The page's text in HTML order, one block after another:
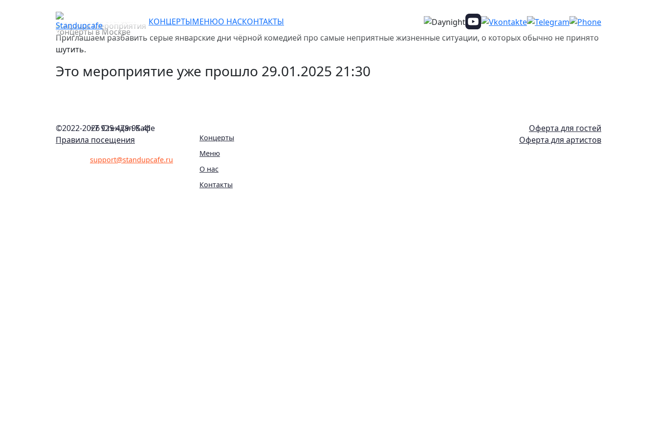
КОНЦЕРТЫМЕНЮО НАСКОНТАКТЫ
Стендап Терапия
Приглашаем разбавить серые январские дни чёрной комедией про самые неприятные жизненные ситуации, о которых обычно не принято
шутить.
Это мероприятие уже прошло 29.01.2025 21:30
+7 925 479-95-41
support@standupcafe.ru
Концерты
Меню
О нас
Контакты
©2022-2026 Стендап Кафе
Оферта для гостей
Правила посещения
Оферта для артистов